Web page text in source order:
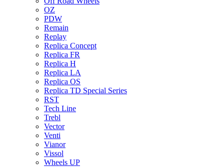
OZ
PDW
Remain
Replay
Replica Concept
Replica FR
Replica H
Replica LA
Replica OS
Replica TD Special Series
RST
Tech Line
Trebl
Vector
Venti
Vianor
Vissol
Wheels UP